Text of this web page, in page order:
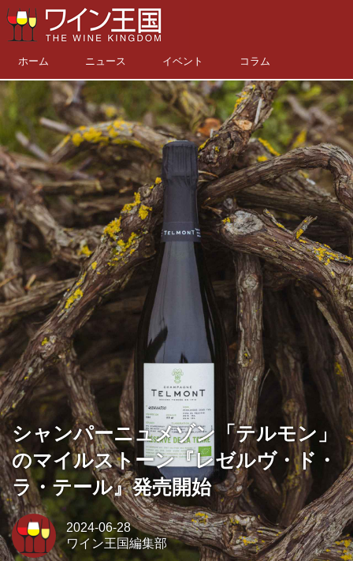
ホーム ニュース イベント コラム
シャンパーニュメゾン「テルモン」
のマイルストーン『レゼルヴ・ド・
ラ・テール』発売開始
2024-06-28
ワイン王国編集部